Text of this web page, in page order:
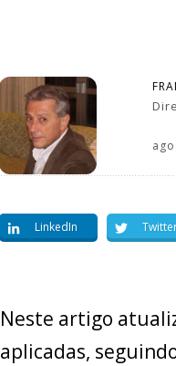
LinkedIn
Neste artigo
aplicadas,